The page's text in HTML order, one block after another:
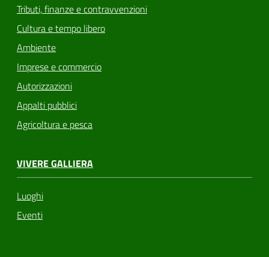
Tributi, finanze e contravvenzioni
Cultura e tempo libero
Ambiente
Imprese e commercio
Autorizzazioni
Appalti pubblici
Agricoltura e pesca
VIVERE GALLIERA
Luoghi
Eventi